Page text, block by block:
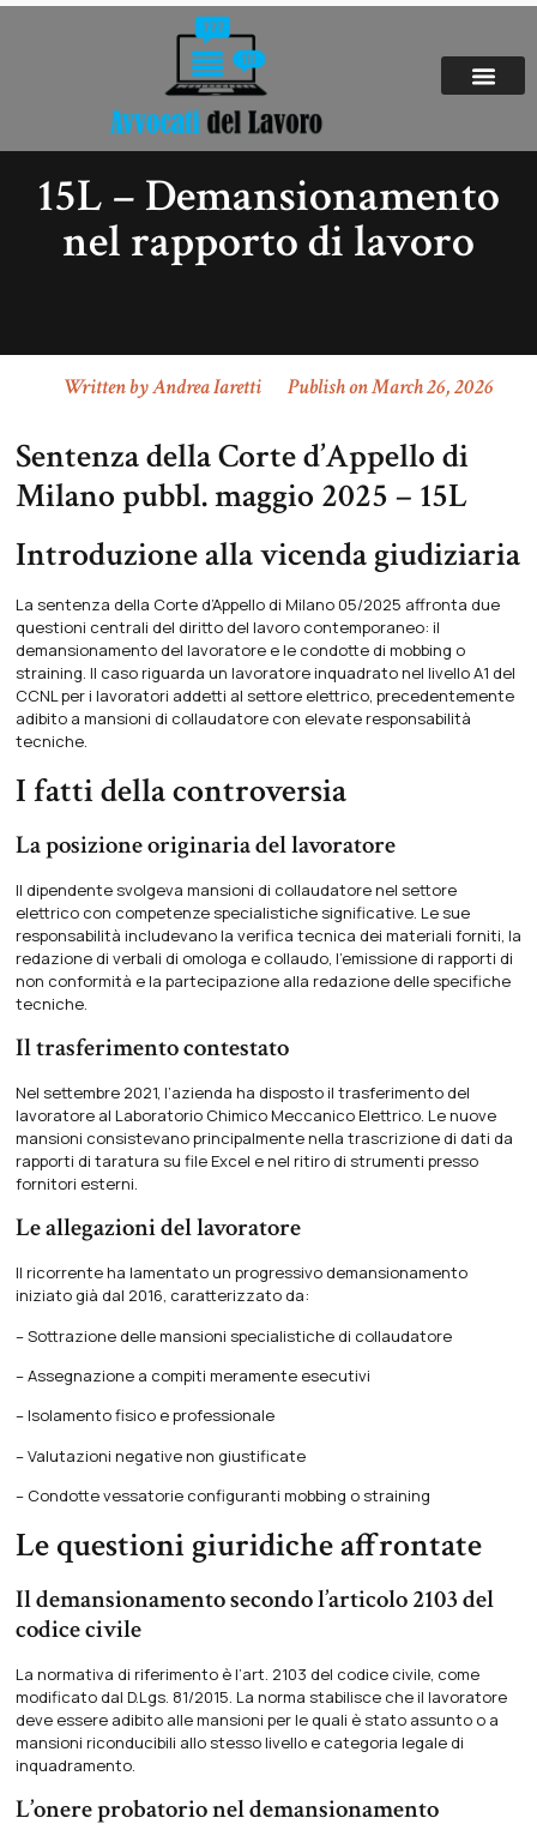
15L – Demansionamento
nel rapporto di lavoro
Written byAndrea Iaretti Publish onMarch 26, 2026
Sentenza della Corte d’Appello di
Milano pubbl. maggio 2025 – 15L
Introduzione alla vicenda giudiziaria
La sentenza della Corte d’Appello di Milano 05/2025 affronta due
questioni centrali del diritto del lavoro contemporaneo: il
demansionamento del lavoratore e le condotte di mobbing o
straining. Il caso riguarda un lavoratore inquadrato nel livello A1 del
CCNL per i lavoratori addetti al settore elettrico, precedentemente
adibito a mansioni di collaudatore con elevate responsabilità
tecniche.
I fatti della controversia
La posizione originaria del lavoratore
Il dipendente svolgeva mansioni di collaudatore nel settore
elettrico con competenze specialistiche significative. Le sue
responsabilità includevano la verifica tecnica dei materiali forniti, la
redazione di verbali di omologa e collaudo, l’emissione di rapporti di
non conformità e la partecipazione alla redazione delle specifiche
tecniche.
Il trasferimento contestato
Nel settembre 2021, l’azienda ha disposto il trasferimento del
lavoratore al Laboratorio Chimico Meccanico Elettrico. Le nuove
mansioni consistevano principalmente nella trascrizione di dati da
rapporti di taratura su file Excel e nel ritiro di strumenti presso
fornitori esterni.
Le allegazioni del lavoratore
Il ricorrente ha lamentato un progressivo demansionamento
iniziato già dal 2016, caratterizzato da:
– Sottrazione delle mansioni specialistiche di collaudatore
– Assegnazione a compiti meramente esecutivi
– Isolamento fisico e professionale
– Valutazioni negative non giustificate
– Condotte vessatorie configuranti mobbing o straining
Le questioni giuridiche affrontate
Il demansionamento secondo l’articolo 2103 del
codice civile
La normativa di riferimento è l’art. 2103 del codice civile, come
modificato dal D.Lgs. 81/2015. La norma stabilisce che il lavoratore
deve essere adibito alle mansioni per le quali è stato assunto o a
mansioni riconducibili allo stesso livello e categoria legale di
inquadramento.
L’onere probatorio nel demansionamento